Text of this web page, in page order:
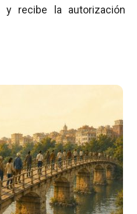
y recibe la autorización